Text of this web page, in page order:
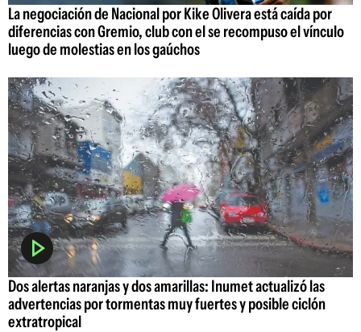
La negociación de Nacional por Kike Olivera está caída por
diferencias con Gremio, club con el se recompuso el vínculo
luego de molestias en los gaúchos
Dos alertas naranjas y dos amarillas: Inumet actualizó las
advertencias por tormentas muy fuertes y posible ciclón
extratropical